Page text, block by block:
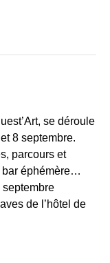
se déroule
8 septembre.
parcours et
bar éphémère…
septembre
de l’hôtel de